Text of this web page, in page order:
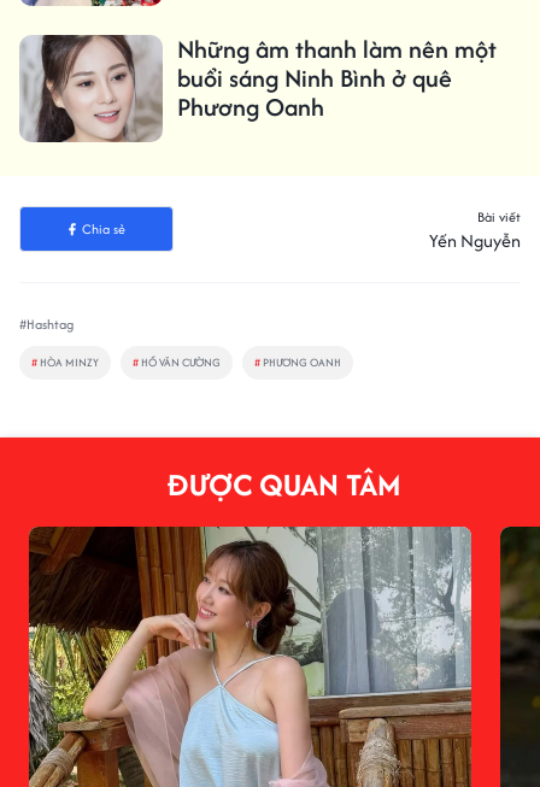
Những âm thanh làm nên một
buổi sáng Ninh Bình ở quê
Phương Oanh
Chia sẻ
Bài viết
Yến Nguyễn
#Hashtag
# HÒA MINZY # HỒ VĂN CƯỜNG # PHƯƠNG OANH
ĐƯỢC QUAN TÂM